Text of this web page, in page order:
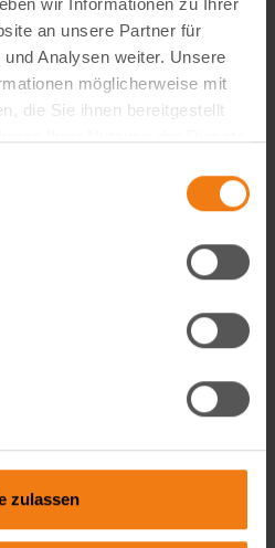
wir Informationen zu Ihrer
an unsere Partner für
Analysen weiter. Unsere
möglicherweise mit
die Sie ihnen bereitgestellt
zulassen
d) – E-Commerce
Als Visual Content Creator
Amazon- und E-Commerce-
zum A++ Content. Kreativ,
mit echtem…